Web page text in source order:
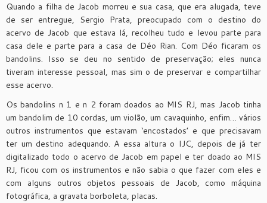
Quando a filha de Jacob morreu e sua casa, que era alugada, teve
de ser entregue, Sergio Prata, preocupado com o destino do
acervo de Jacob que estava lá, recolheu tudo e levou parte para
casa dele e parte para a casa de Déo Rian. Com Déo ficaram os
bandolins. Isso se deu no sentido de preservação; eles nunca
tiveram interesse pessoal, mas sim o de preservar e compartilhar
esse acervo.
Os bandolins n 1 e n 2 foram doados ao MIS RJ, mas Jacob tinha
um bandolim de 10 cordas, um violão, um cavaquinho, enfim… vários
outros instrumentos que estavam ‘encostados’ e que precisavam
ter um destino adequando. A essa altura o IJC, depois de já ter
digitalizado todo o acervo de Jacob em papel e ter doado ao MIS
RJ, ficou com os instrumentos e não sabia o que fazer com eles e
com alguns outros objetos pessoais de Jacob, como máquina
fotográfica, a gravata borboleta, placas.